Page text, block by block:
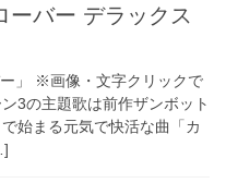
ー」 ※画像・文字クリックで
3の主題歌は前作ザンボット
始まる元気で快活な曲「カ